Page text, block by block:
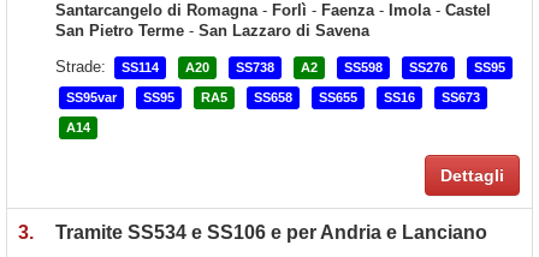
Santarcangelo di Romagna- Forlì - Faenza- Imola- Castel
San Pietro Terme - San Lazzaro di Savena
Strade:
SS114 A20 SS738 A2 SS598 SS276 SS95
SS95var SS95 RA5 SS658 SS655 SS16 SS673
A14
Dettagli
3. Tramite SS534 e SS106 e per Andria e Lanciano